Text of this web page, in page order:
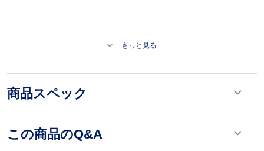
もっと見る
商品スペック
この商品のQ&A